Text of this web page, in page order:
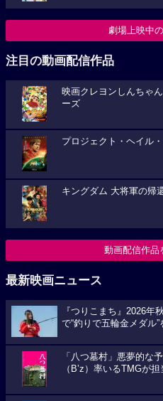
劇場上映中
注目の動画配信作品
映画クレヨンしんちゃ
ーズ
プロジェクト・ヘイル
キングダム 大将軍の帰
動画配信作品
最新映画ニュース
『つりこまち』2026年
で“釣りで五輪金メダル”
「八つ墓村」悪夢的な
（B’z）率いるTMGが担